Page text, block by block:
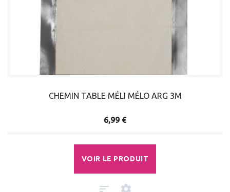
CHEMIN TABLE MÉLI MÉLO ARG 3M
6,99 €
VOIR LE PRODUIT